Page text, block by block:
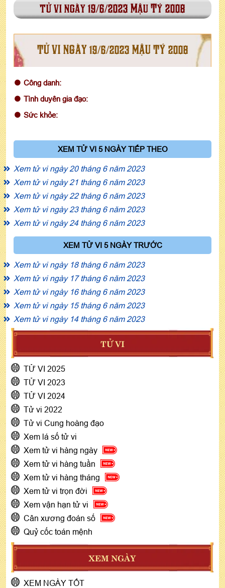
tử vi ngày 19/6/2023 Mậu Tý 2008
TỬ VI NGÀY 19/6/2023 MẬU TÝ 2008
Công danh:
Tình duyên gia đạo:
Sức khỏe:
XEM TỬ VI 5 NGÀY TIẾP THEO
Xem tử vi ngày 20 tháng 6 năm 2023
Xem tử vi ngày 21 tháng 6 năm 2023
Xem tử vi ngày 22 tháng 6 năm 2023
Xem tử vi ngày 23 tháng 6 năm 2023
Xem tử vi ngày 24 tháng 6 năm 2023
XEM TỬ VI 5 NGÀY TRƯỚC
Xem tử vi ngày 18 tháng 6 năm 2023
Xem tử vi ngày 17 tháng 6 năm 2023
Xem tử vi ngày 16 tháng 6 năm 2023
Xem tử vi ngày 15 tháng 6 năm 2023
Xem tử vi ngày 14 tháng 6 năm 2023
TỬ VI
TỬ VI 2025
TỬ VI 2023
TỬ VI 2024
Tử vi 2022
Tử vi Cung hoàng đạo
Xem lá số tử vi
Xem tử vi hàng ngày
Xem tử vi hàng tuần
Xem tử vi hàng tháng
Xem tử vi trọn đời
Xem vận hạn tử vi
Cân xương đoán số
Quỷ cốc toán mệnh
XEM NGÀY
XEM NGÀY TỐT